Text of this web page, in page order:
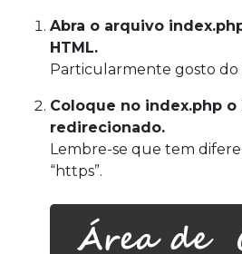
Abra o arquivo
HTML.
Particularmente gosto do
Coloque no index.php o
redirecionado.
Lembre-se que tem
“https”.